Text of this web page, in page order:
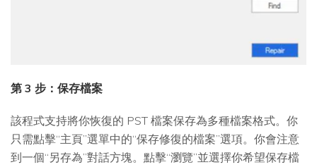
第 3 步：保存檔案
該程式支持將你恢復的 PST 檔案保存為多種檔案格式。你
只需點擊“主頁”選單中的“保存修復的檔案”選項。你會注意
到一個“另存為”對話方塊。點擊“瀏覽”並選擇你希望保存檔